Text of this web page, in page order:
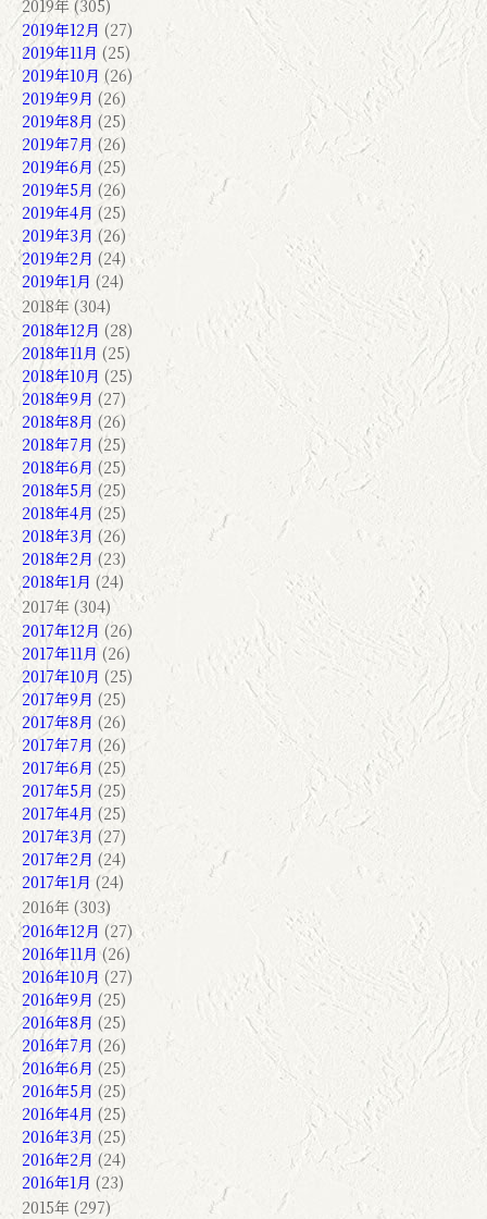
2019年 (305)
2019年12月 (27)
2019年11月 (25)
2019年10月 (26)
2019年9月 (26)
2019年8月 (25)
2019年7月 (26)
2019年6月 (25)
2019年5月 (26)
2019年4月 (25)
2019年3月 (26)
2019年2月 (24)
2019年1月 (24)
2018年 (304)
2018年12月 (28)
2018年11月 (25)
2018年10月 (25)
2018年9月 (27)
2018年8月 (26)
2018年7月 (25)
2018年6月 (25)
2018年5月 (25)
2018年4月 (25)
2018年3月 (26)
2018年2月 (23)
2018年1月 (24)
2017年 (304)
2017年12月 (26)
2017年11月 (26)
2017年10月 (25)
2017年9月 (25)
2017年8月 (26)
2017年7月 (26)
2017年6月 (25)
2017年5月 (25)
2017年4月 (25)
2017年3月 (27)
2017年2月 (24)
2017年1月 (24)
2016年 (303)
2016年12月 (27)
2016年11月 (26)
2016年10月 (27)
2016年9月 (25)
2016年8月 (25)
2016年7月 (26)
2016年6月 (25)
2016年5月 (25)
2016年4月 (25)
2016年3月 (25)
2016年2月 (24)
2016年1月 (23)
2015年 (297)